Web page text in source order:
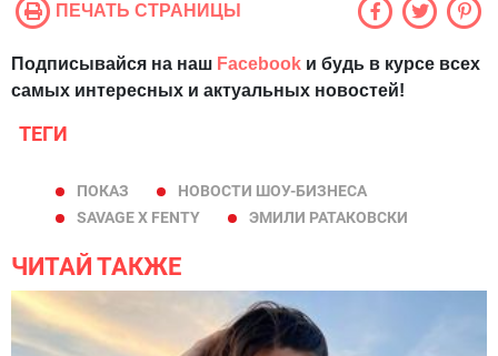
ПЕЧАТЬ СТРАНИЦЫ
Подписывайся на наш Facebook и будь в курсе всех
самых интересных и актуальных новостей!
ТЕГИ
ПОКАЗ
НОВОСТИ ШОУ-БИЗНЕСА
SAVAGE X FENTY
ЭМИЛИ РАТАКОВСКИ
ЧИТАЙ ТАКЖЕ